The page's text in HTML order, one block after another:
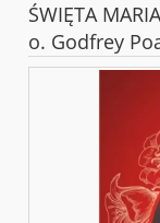
ŚWIĘTA
o. Godfrey